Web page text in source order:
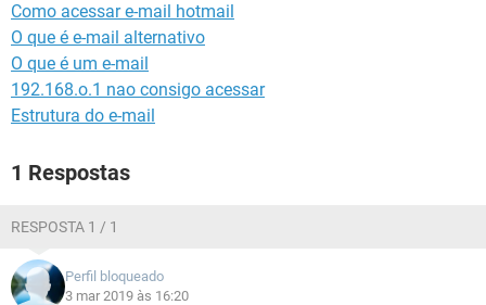
Como acessar e-mail hotmail
O que é e-mail alternativo
O que é um e-mail
192.168.o.1 nao consigo acessar
Estrutura do e-mail
1 Respostas
RESPOSTA 1 / 1
Perfil bloqueado
3 mar 2019 às 16:20